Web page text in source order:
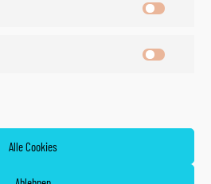
Alle Cookies